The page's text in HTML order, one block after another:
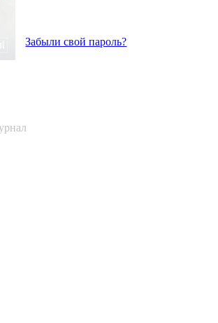
Забыли свой пароль?